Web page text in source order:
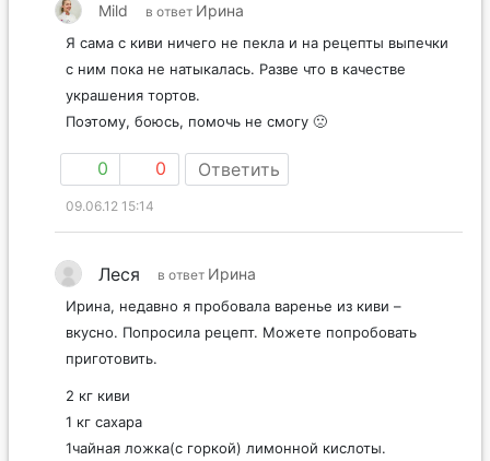
Mild в ответ Ирина
Я сама с киви ничего не пекла и на рецепты выпечки
с ним пока не натыкалась. Разве что в качестве
украшения тортов.
Поэтому, боюсь, помочь не смогу 🙁
0 0 Ответить
09.06.12 15:14
Леся в ответ Ирина
Ирина, недавно я пробовала варенье из киви –
вкусно. Попросила рецепт. Можете попробовать
приготовить.
2 кг киви
1 кг сахара
1чайная ложка(с горкой) лимонной кислоты.